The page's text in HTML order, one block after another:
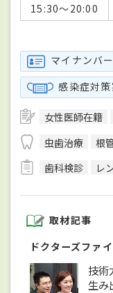
15:30～20:00
マイナンバ
感染症対
女性医師在籍
虫歯治療
根
歯科検診
レ
取材記事
ドクターズファ
技術
生み